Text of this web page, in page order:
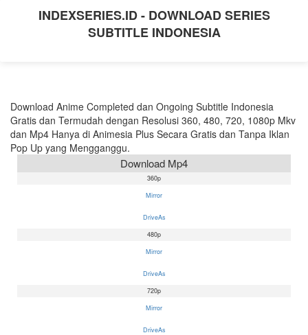
INDEXSERIES.ID - DOWNLOAD SERIES
SUBTITLE INDONESIA
Download Anime Completed dan Ongoing Subtitle Indonesia
Gratis dan Termudah dengan Resolusi 360, 480, 720, 1080p Mkv
dan Mp4 Hanya di Animesia Plus Secara Gratis dan Tanpa Iklan
Pop Up yang Mengganggu.
Download Mp4
360p
Mirror
DriveAs
480p
Mirror
DriveAs
720p
Mirror
DriveAs